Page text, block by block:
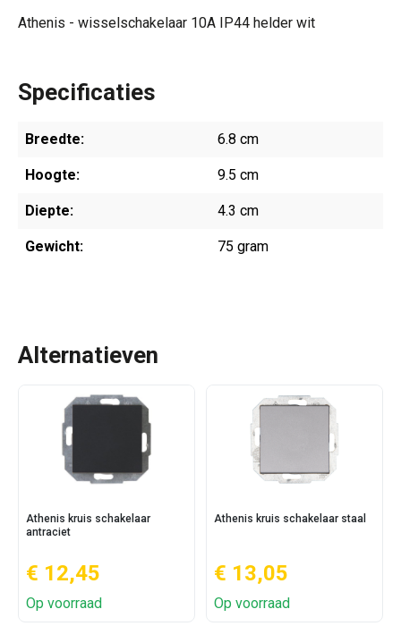
Athenis - wisselschakelaar 10A IP44 helder wit
Specificaties
Breedte: 6.8 cm
Hoogte: 9.5 cm
Diepte: 4.3 cm
Gewicht: 75 gram
Alternatieven
Athenis kruis schakelaar
antraciet
€ 12,45
Op voorraad
Athenis kruis schakelaar staal
€ 13,05
Op voorraad